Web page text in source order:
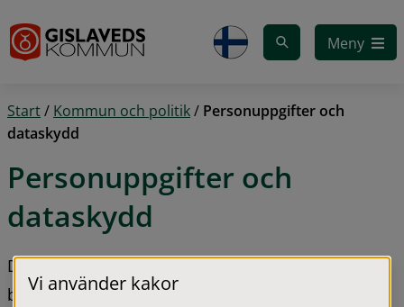
Meny
Start/ Kommun och politik/ Personuppgifter och
dataskydd
Personuppgifter och
dataskydd
Det är viktigt för oss att du känner dig trygg i hur vi
behandlar dina personuppgifter. Vi arbetar enligt
Vi använder kakor